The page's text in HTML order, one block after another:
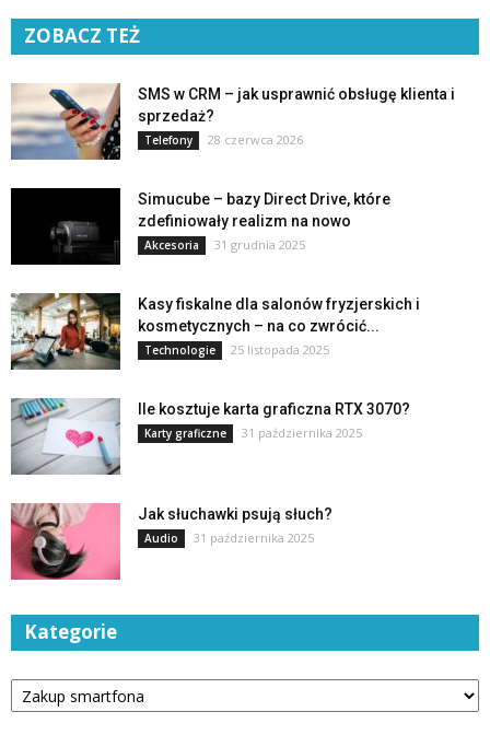
ZOBACZ TEŻ
SMS w CRM – jak usprawnić obsługę klienta i
sprzedaż?
Telefony 28 czerwca 2026
Simucube – bazy Direct Drive, które
zdefiniowały realizm na nowo
Akcesoria 31 grudnia 2025
Kasy fiskalne dla salonów fryzjerskich i
kosmetycznych – na co zwrócić...
Technologie 25 listopada 2025
Ile kosztuje karta graficzna RTX 3070?
Karty graficzne 31 października 2025
Jak słuchawki psują słuch?
Audio 31 października 2025
Kategorie
Kategorie